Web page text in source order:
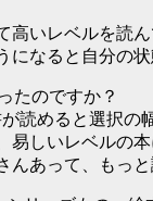
高いレベルを読
になると自分の
たのですか？
読めると選択の
しいレベルの本
んあって、もっ